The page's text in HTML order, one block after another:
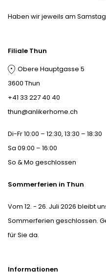
Informationen
Haben wir jeweils am
Filiale Thun
Obere Hauptgasse 5
3600 Thun
+41 33 227 40 40
thun@anlikerhome.ch
Di-Fr 10:00 – 12:30, 13:30 – 18:30
Sa 09:00 – 16:00
So & Mo geschlossen
Sommerferien in Thun
Vom 12. - 26. Juli 2026 bleibt
Sommerferien geschlossen.
für Sie da.